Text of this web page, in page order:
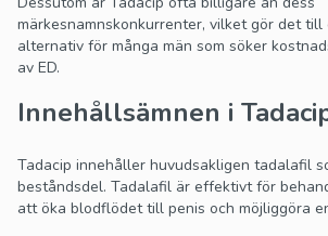
märkesnamnskonkurrenter, vilket gör det
alternativ för många män som söker
av ED.
Innehållsämnen i
Tadacip innehåller huvudsakligen tadalafil
beståndsdel. Tadalafil är effektivt för
att öka blodflödet till penis och möjliggöra